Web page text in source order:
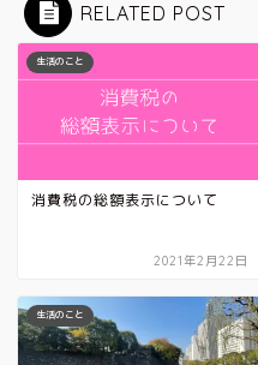
RELATED POST
生活のこと
消費税の総額表示について
2021年2月22日
生活のこと